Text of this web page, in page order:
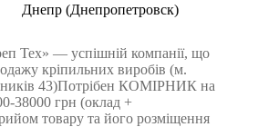
Днепр (Днепропетровск)
Тех» — успішній компанії, що
кріпильних виробів (м.
43)Потрібен КОМІРНИК на
38000 грн (оклад +
товару та його розміщення